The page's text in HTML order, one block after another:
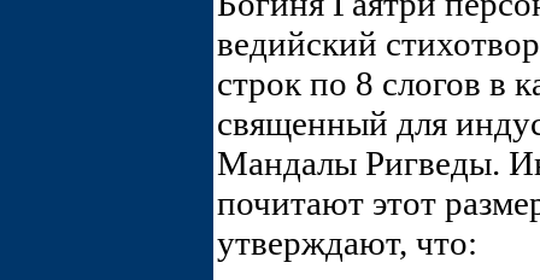
ведийский
строк по 8 слогов в
священный для
Мандалы Ригведы.
почитают этот
утверждают, что: